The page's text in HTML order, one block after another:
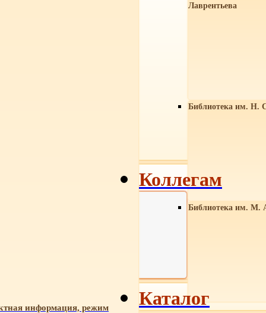
Лаврентьева
Библиотека им. Н.
Библиотека им. М.
информация, режим
Коллегам
Каталог